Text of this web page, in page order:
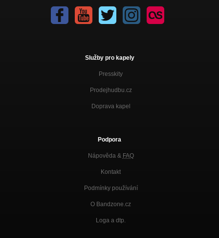
Služby pro kapely
Presskity
Prodejhudbu.cz
Doprava kapel
Podpora
Nápověda & FAQ
Kontakt
Podmínky používání
O Bandzone.cz
Loga a dtp.